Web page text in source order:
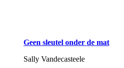
Geen sleutel onder de mat
Sally Vandecasteele